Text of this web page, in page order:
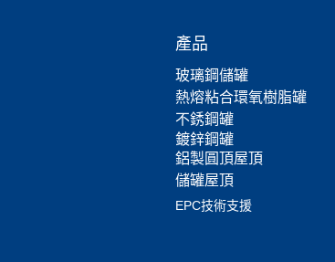
產品
玻璃鋼儲罐
熱熔粘合環氧樹脂罐
不銹鋼罐
鍍鋅鋼罐
鋁製圓頂屋頂
儲罐屋頂
EPC技術支援